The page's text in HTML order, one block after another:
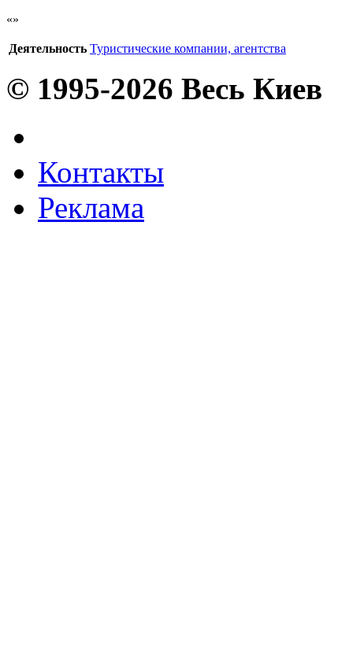
Деятельность Туристические компании, агентства
© 1995-2026 Весь Киев
Контакты
Реклама